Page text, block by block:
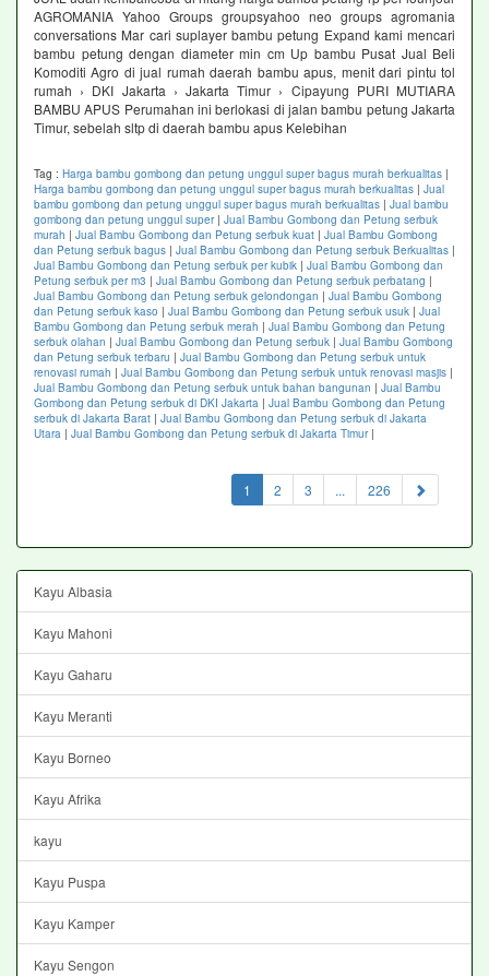
AGROMANIA Yahoo Groups groupsyahoo neo groups agromania
conversations Mar cari suplayer bambu petung Expand kami mencari
bambu petung dengan diameter min cm Up bambu Pusat Jual Beli
Komoditi Agro di jual rumah daerah bambu apus, menit dari pintu tol
rumah › DKI Jakarta › Jakarta Timur › Cipayung PURI MUTIARA
BAMBU APUS Perumahan ini berlokasi di jalan bambu petung Jakarta
Timur, sebelah sltp di daerah bambu apus Kelebihan
Tag : Harga bambu gombong dan petung unggul super bagus murah berkualitas |
Harga bambu gombong dan petung unggul super bagus murah berkualitas | Jual
bambu gombong dan petung unggul super bagus murah berkualitas | Jual bambu
gombong dan petung unggul super| Jual Bambu Gombong dan Petung serbuk
murah | Jual Bambu Gombong dan Petung serbuk kuat | Jual Bambu Gombong
dan Petung serbuk bagus | Jual Bambu Gombong dan Petung serbuk Berkualitas |
Jual Bambu Gombong dan Petung serbuk per kubik | Jual Bambu Gombong dan
Petung serbuk per m3 | Jual Bambu Gombong dan Petung serbuk perbatang |
Jual Bambu Gombong dan Petung serbuk gelondongan | Jual Bambu Gombong
dan Petung serbuk kaso | Jual Bambu Gombong dan Petung serbuk usuk | Jual
Bambu Gombong dan Petung serbuk merah | Jual Bambu Gombong dan Petung
serbuk olahan | Jual Bambu Gombong dan Petung serbuk | Jual Bambu Gombong
dan Petung serbuk terbaru | Jual Bambu Gombong dan Petung serbuk untuk
renovasi rumah | Jual Bambu Gombong dan Petung serbuk untuk renovasi masjis |
Jual Bambu Gombong dan Petung serbuk untuk bahan bangunan | Jual Bambu
Gombong dan Petung serbuk di DKI Jakarta | Jual Bambu Gombong dan Petung
serbuk di Jakarta Barat | Jual Bambu Gombong dan Petung serbuk di Jakarta
Utara | Jual Bambu Gombong dan Petung serbuk di Jakarta Timur|
1 (current)
2 3 ... 226
Kayu Albasia
Kayu Mahoni
Kayu Gaharu
Kayu Meranti
Kayu Borneo
Kayu Afrika
kayu
Kayu Puspa
Kayu Kamper
Kayu Sengon